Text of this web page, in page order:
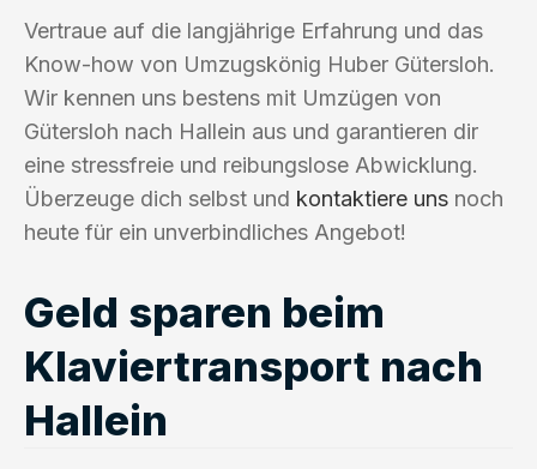
Vertraue auf die langjährige Erfahrung und das
Know-how von Umzugskönig Huber Gütersloh.
Wir kennen uns bestens mit Umzügen von
Gütersloh nach Hallein aus und garantieren dir
eine stressfreie und reibungslose Abwicklung.
Überzeuge dich selbst und kontaktiere uns noch
heute für ein unverbindliches Angebot!
Geld sparen beim
Klaviertransport nach
Hallein